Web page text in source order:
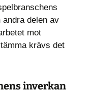
andra delen av
mot
krävs det
inverkan